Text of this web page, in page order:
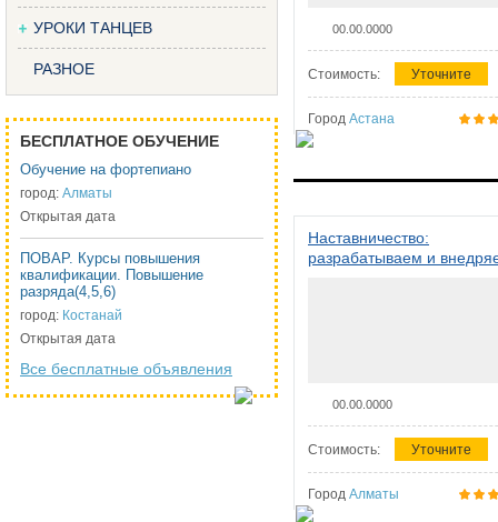
УРОКИ ТАНЦЕВ
РАЗНОЕ
БЕСПЛАТНОЕ ОБУЧЕНИЕ
Обучение на фортепиано
город: Алматы
Открытая дата
ПОВАР. Курсы повышения
квалификации. Повышение
разряда(4,5,6)
город: Костанай
Открытая дата
Все бесплатные объявления
00.00.0000
Стоимость: Уточните
Город Астана
Наставничество:
разрабатываем и
00.00.0000
Стоимость: Уточните
Город Алматы